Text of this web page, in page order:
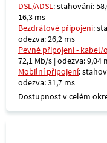
DSL/ADSL: stahování:
16,3 ms
Bezdrátové připojení:
odezva: 26,2 ms
Pevné připojení - kabel/
72,1 Mb/s | odezva: 9,04
Mobilní připojení:
odezva: 31,7 ms
Dostupnost v celém